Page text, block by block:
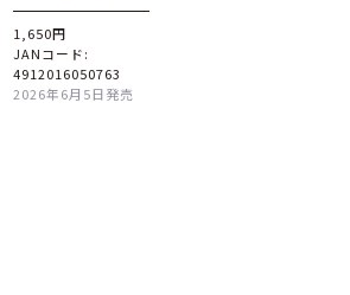
1,650円
JANコード:
4912016050763
2026年6月5日発売